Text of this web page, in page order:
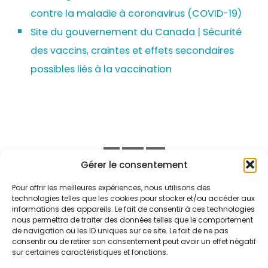
Gérer le consentement
Pour offrir les meilleures expériences, nous utilisons des
technologies telles que les cookies pour stocker et/ou accéder aux
informations des appareils. Le fait de consentir à ces technologies
nous permettra de traiter des données telles que le comportement
de navigation ou les ID uniques sur ce site. Le fait de ne pas
consentir ou de retirer son consentement peut avoir un effet négatif
sur certaines caractéristiques et fonctions.
le tétanos (dT) est recommandée à l’âge
le vaccin contre le zona est recommandé
chez les personnes âgées de 80 ans et
recommandés selon les conditions médicales,
les milieux de vie ou les habitudes de vie. Une
rendez-vous de vaccination en CLSC.
contre la maladie à coronavirus (COVID-19)
Site du gouvernement du Canada | Sécurité
des vaccins, craintes et effets secondaires
possibles liés à la vaccination
ACCUEIL NOUS JOINDRE
POLITIQUE DE CONFIDENTIALITÉ PORTAIL QUÉBEC